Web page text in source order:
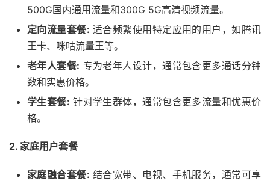
500G国内通用流量和300G 5G高清视频流量。
定向流量套餐: 适合频繁使用特定应用的用户，如腾讯
王卡、咪咕流量王等。
老年人套餐: 专为老年人设计，通常包含更多通话分钟
数和实惠价格。
学生套餐: 针对学生群体，通常包含更多流量和优惠价
格。
2. 家庭用户套餐
家庭融合套餐: 结合宽带、电视、手机服务，通常可享